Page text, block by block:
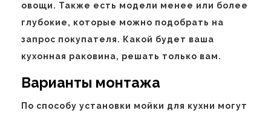
овощи. Также есть модели менее или более
глубокие, которые можно подобрать на
запрос покупателя. Какой будет ваша
кухонная раковина, решать только вам.
Варианты монтажа
По способу установки мойки для кухни могут